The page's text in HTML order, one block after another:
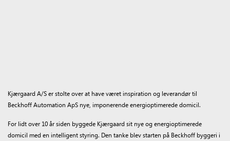
Kjærgaard A/S er stolte over at have været inspiration og leverandør til
Beckhoff Automation ApS nye, imponerende energioptimerede domicil.
For lidt over 10 år siden byggede Kjærgaard sit nye og energioptimerede
domicil med en intelligent styring. Den tanke blev starten på Beckhoff byggeri i